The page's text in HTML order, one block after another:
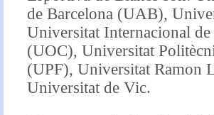
de Barcelona (UAB),
Universitat Internacional
(UOC), Universitat
(UPF), Universitat
Universitat de Vic.